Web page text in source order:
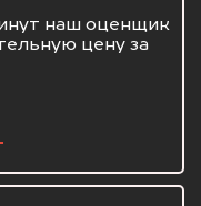
наш оценщик
цену за